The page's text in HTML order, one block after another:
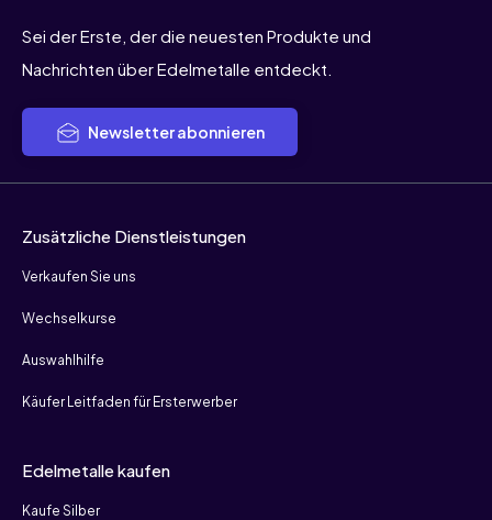
Sei der Erste, der die neuesten Produkte und
Nachrichten über Edelmetalle entdeckt.
Newsletter abonnieren
Zusätzliche Dienstleistungen
Verkaufen Sie uns
Wechselkurse
Auswahlhilfe
Käufer Leitfaden für Ersterwerber
Edelmetalle kaufen
Kaufe Silber